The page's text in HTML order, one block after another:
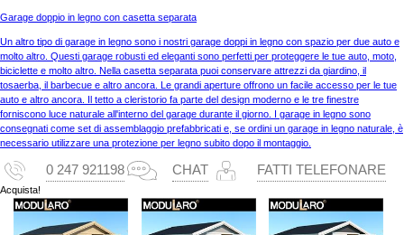
Garage doppio in legno con casetta separata
Un altro tipo di garage in legno sono i nostri garage doppi in legno con spazio per due auto e
molto altro. Questi garage robusti ed eleganti sono perfetti per proteggere le tue auto, moto,
biciclette e molto altro. Nella casetta separata puoi conservare attrezzi da giardino, il
tosaerba, il barbecue e altro ancora. Le grandi aperture offrono un facile accesso per le tue
auto e altro ancora. Il tetto a cleristorio fa parte del design moderno e le tre finestre
forniscono luce naturale all'interno del garage durante il giorno. I garage in legno sono
consegnati come set di assemblaggio prefabbricati e, se ordini un garage in legno naturale, è
necessario utilizzare una protezione per legno subito dopo il montaggio.
0 247 921198 CHAT FATTI TELEFONARE
Acquista!